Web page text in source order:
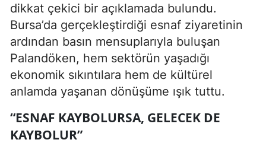
dikkat çekici bir açıklamada bulundu.
Bursa’da gerçekleştirdiği esnaf ziyaretinin
ardından basın mensuplarıyla buluşan
Palandöken, hem sektörün yaşadığı
ekonomik sıkıntılara hem de kültürel
anlamda yaşanan dönüşüme ışık tuttu.
“ESNAF KAYBOLURSA, GELECEK DE
KAYBOLUR”